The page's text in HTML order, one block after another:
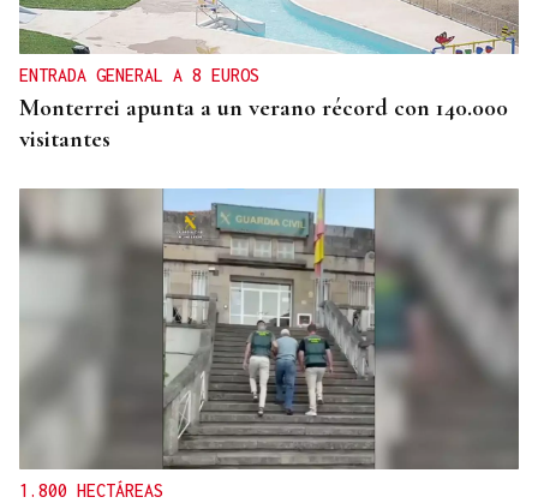
ENTRADA GENERAL A 8 EUROS
Monterrei apunta a un verano récord con 140.000
visitantes
1.800 HECTÁREAS